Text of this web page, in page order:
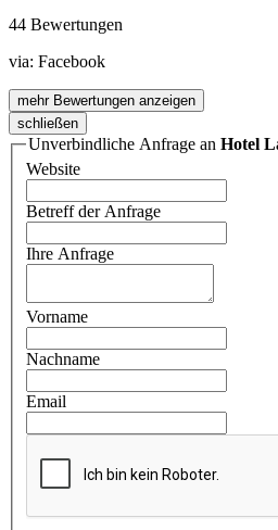
44 Bewertungen
via: Facebook
mehr Bewertungen anzeigen
schließen
Unverbindliche Anfrage an Hotel
Website
Betreff der Anfrage
Ihre Anfrage
Vorname
Nachname
Email